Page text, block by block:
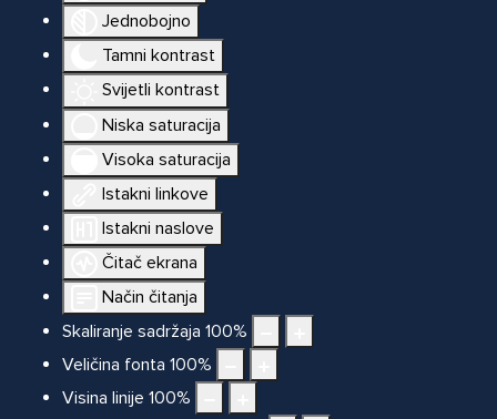
Jednobojno
Tamni kontrast
Svijetli kontrast
Niska saturacija
Visoka saturacija
Istakni linkove
Istakni naslove
Čitač ekrana
Način čitanja
Skaliranje sadržaja 100%
Veličina fonta 100%
Visina linije 100%